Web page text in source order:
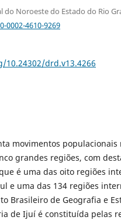
do Noroeste do Estado do Rio
4610-9269
drd.v13.4266
movimentos
grandes regiões, com
é uma das oito regiões
e uma das 134 regiões
Brasileiro de Geografia e
de Ijuí é constituída pelas